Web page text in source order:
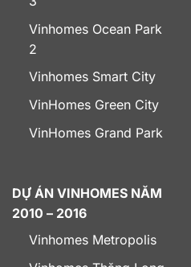
Vinhomes Ocean Park
2
Vinhomes Smart City
VinHomes Green City
VinHomes Grand Park
DỰ ÁN VINHOMES NĂM
2010 – 2016
Vinhomes Metropolis